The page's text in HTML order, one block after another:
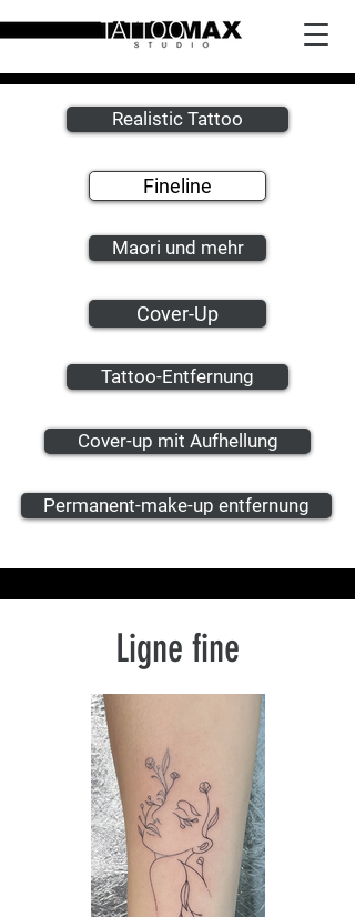
Realistic Tattoo
Fineline
Maori und mehr
Cover-Up
Tattoo-Entfernung
Cover-up mit Aufhellung
Permanent-make-up entfernung
Ligne fine